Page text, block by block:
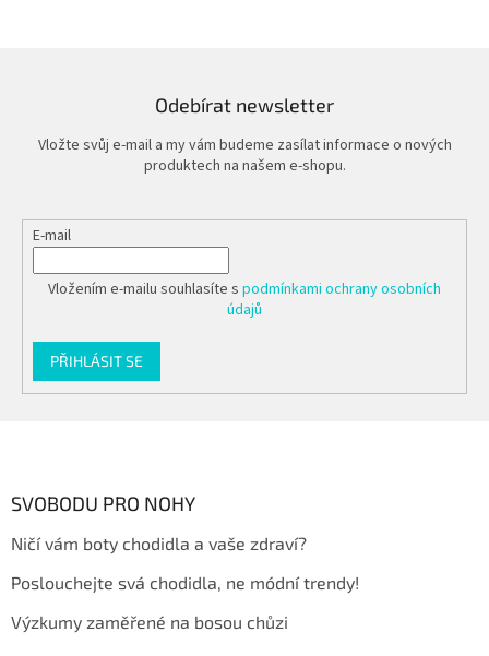
Odebírat newsletter
Vložte svůj e-mail a my vám budeme zasílat informace o nových
produktech na našem e-shopu.
E-mail
Vložením e-mailu souhlasíte s podmínkami ochrany osobních
údajů
PŘIHLÁSIT SE
SVOBODU PRO NOHY
Ničí vám boty chodidla a vaše zdraví?
Poslouchejte svá chodidla, ne módní trendy!
Výzkumy zaměřené na bosou chůzi